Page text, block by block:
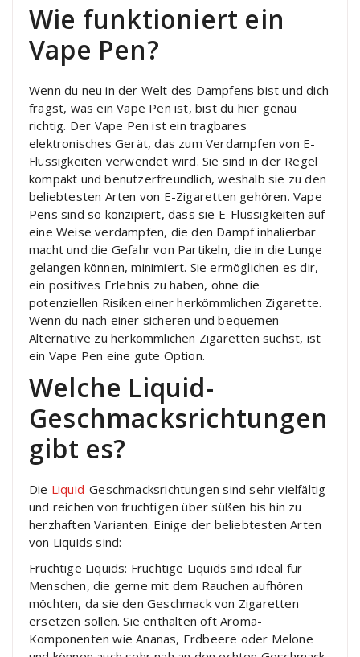
Wie funktioniert ein
Vape Pen?
Wenn du neu in der Welt des Dampfens bist und dich
fragst, was ein Vape Pen ist, bist du hier genau
richtig. Der Vape Pen ist ein tragbares
elektronisches Gerät, das zum Verdampfen von E-
Flüssigkeiten verwendet wird. Sie sind in der Regel
kompakt und benutzerfreundlich, weshalb sie zu den
beliebtesten Arten von E-Zigaretten gehören. Vape
Pens sind so konzipiert, dass sie E-Flüssigkeiten auf
eine Weise verdampfen, die den Dampf inhalierbar
macht und die Gefahr von Partikeln, die in die Lunge
gelangen können, minimiert. Sie ermöglichen es dir,
ein positives Erlebnis zu haben, ohne die
potenziellen Risiken einer herkömmlichen Zigarette.
Wenn du nach einer sicheren und bequemen
Alternative zu herkömmlichen Zigaretten suchst, ist
ein Vape Pen eine gute Option.
Welche Liquid-
Geschmacksrichtungen
gibt es?
Die Liquid-Geschmacksrichtungen sind sehr vielfältig
und reichen von fruchtigen über süßen bis hin zu
herzhaften Varianten. Einige der beliebtesten Arten
von Liquids sind:
Fruchtige Liquids: Fruchtige Liquids sind ideal für
Menschen, die gerne mit dem Rauchen aufhören
möchten, da sie den Geschmack von Zigaretten
ersetzen sollen. Sie enthalten oft Aroma-
Komponenten wie Ananas, Erdbeere oder Melone